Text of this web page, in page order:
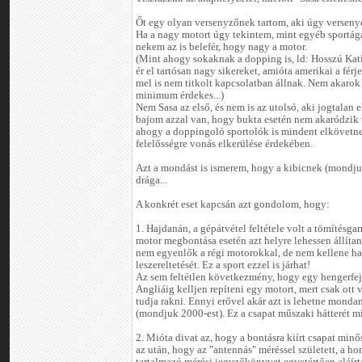
Őt egy olyan versenyzőnek tartom, aki úgy
Ha a nagy motort úgy tekintem, mint egyéb
nekem az is belefér, hogy nagy a motor.
(Mint ahogy sokaknak a dopping is, ld: Hosszú
ér el tartósan nagy sikereket, amióta amerikai a
mel is nem titkolt kapcsolatban állnak. Nem
minimum érdekes...)
Nem Sasa az első, és nem is az utolsó, aki jogtalan
bajom azzal van, hogy bukta esetén nem
ahogy a doppingoló sportolók is mindent
felelősségre vonás elkerülése érdekében.
Azt a mondást is ismerem, hogy a kibicnek
drága...
A konkrét eset kapcsán azt gondolom, hogy:
1. Hajdanán, a gépátvétel feltétele volt a
motor megbontása esetén azt helyre lehessen
nem egyenlők a régi motorokkal, de nem kellene
leszereltetését. Ez a sport ezzel is járhat!
Az sem feltétlen következmény, hogy egy hengerfej
Angliáig kelljen repíteni egy motort, mert csak ott
tudja rakni. Ennyi erővel akár azt is lehetne
(mondjuk 2000-est). Ez a csapat műszaki hátterét
2. Mióta divat az, hogy a bontásra kiírt csapat
az után, hogy az "antennás" méréssel született, a